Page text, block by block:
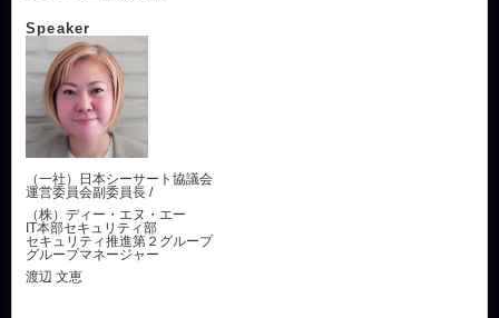
Speaker
（一社）日本シーサート協議会
運営委員会副委員長 /
（株）ディー・エヌ・エー
IT本部セキュリティ部
セキュリティ推進第２グループ
グループマネージャー
渡辺 文恵